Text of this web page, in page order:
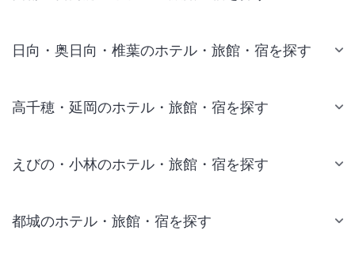
日向・奥日向・椎葉のホテル・旅館・宿を探す
高千穂・延岡のホテル・旅館・宿を探す
えびの・小林のホテル・旅館・宿を探す
都城のホテル・旅館・宿を探す